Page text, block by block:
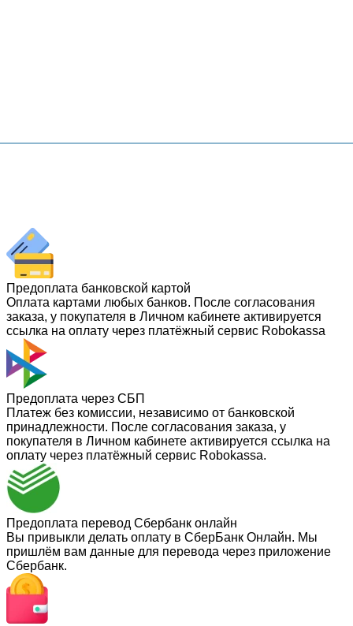
Предоплата банковской картой
Оплата картами любых банков. После согласования
заказа, у покупателя в Личном кабинете активируется
ссылка на оплату через платёжный сервис Robokassa
Предоплата через СБП
Платеж без комиссии, независимо от банковской
принадлежности. После согласования заказа, у
покупателя в Личном кабинете активируется ссылка на
оплату через платёжный сервис Robokassa.
Предоплата перевод Сбербанк онлайн
Вы привыкли делать оплату в СберБанк Онлайн. Мы
пришлём вам данные для перевода через приложение
Сбербанк.